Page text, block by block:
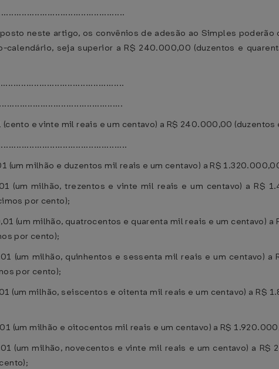
neste artigo, os convênios de adesão ao Simples
calendário, seja superior a R$ 240.000,00 (duzentos e
e vinte mil reais e um centavo) a R$ 240.000,00
(um milhão e duzentos mil reais e um centavo) a R$
(um milhão, trezentos e vinte mil reais e um centavo) a R$
por cento);
(um milhão, quatrocentos e quarenta mil reais e um centavo)
por cento);
(um milhão, quinhentos e sessenta mil reais e um centavo)
por cento);
(um milhão, seiscentos e oitenta mil reais e um centavo) a
(um milhão e oitocentos mil reais e um centavo) a R$
(um milhão, novecentos e vinte mil reais e um centavo) a